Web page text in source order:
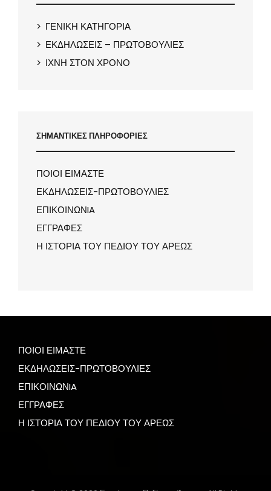
ΓΕΝΙΚΗ ΚΑΤΗΓΟΡΙΑ
ΕΚΔΗΛΩΣΕΙΣ – ΠΡΩΤΟΒΟΥΛΙΕΣ
ΙΧΝΗ ΣΤΟΝ ΧΡΟΝΟ
ΣΗΜΑΝΤΙΚΕΣ ΠΛΗΡΟΦΟΡΙΕΣ
ΠΟΙΟΙ ΕΙΜΑΣΤΕ
ΕΚΔΗΛΩΣΕΙΣ-ΠΡΩΤΟΒΟΥΛΙΕΣ
ΕΠΙΚΟΙΝΩΝIA
ΕΓΓΡΑΦΕΣ
Η ΙΣΤΟΡΙΑ ΤΟΥ ΠΕΔΙΟΥ ΤΟΥ ΑΡΕΩΣ
ΠΟΙΟΙ ΕΙΜΑΣΤΕ
ΕΚΔΗΛΩΣΕΙΣ-ΠΡΩΤΟΒΟΥΛΙΕΣ
ΕΠΙΚΟΙΝΩΝIA
ΕΓΓΡΑΦΕΣ
Η ΙΣΤΟΡΙΑ ΤΟΥ ΠΕΔΙΟΥ ΤΟΥ ΑΡΕΩΣ